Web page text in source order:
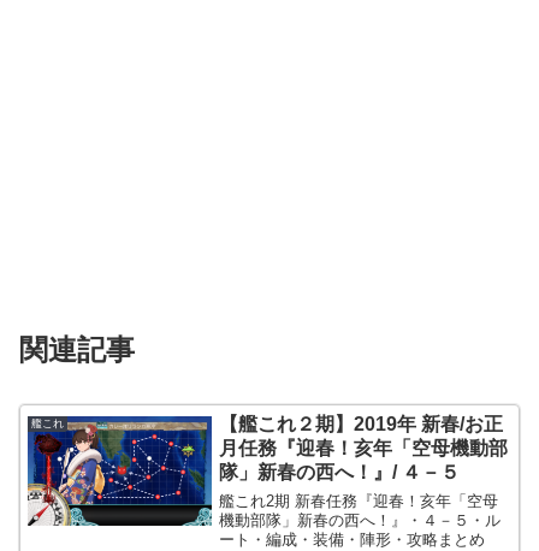
関連記事
艦これ
【艦これ２期】2019年 新春/お正
月任務『迎春！亥年「空母機動部
隊」新春の西へ！』/ ４－５
艦これ2期 新春任務『迎春！亥年「空母
機動部隊」新春の西へ！』・４－５・ル
ート・編成・装備・陣形・攻略まとめ